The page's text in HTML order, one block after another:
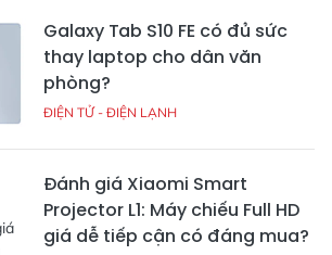
Galaxy Tab S10 FE có đủ sức
thay laptop cho dân văn
phòng?
ĐIỆN TỬ - ĐIỆN LẠNH
Đánh giá Xiaomi Smart
Projector L1: Máy chiếu Full HD
giá dễ tiếp cận có đáng mua?